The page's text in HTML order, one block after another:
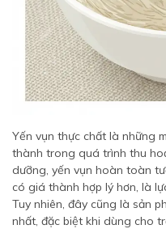
Yến vụn thực chất là những
thành trong quá trình thu
dưỡng, yến vụn hoàn toàn
có giá thành hợp lý hơn, là
Tuy nhiên, đây cũng là sản
nhất, đặc biệt khi dùng cho